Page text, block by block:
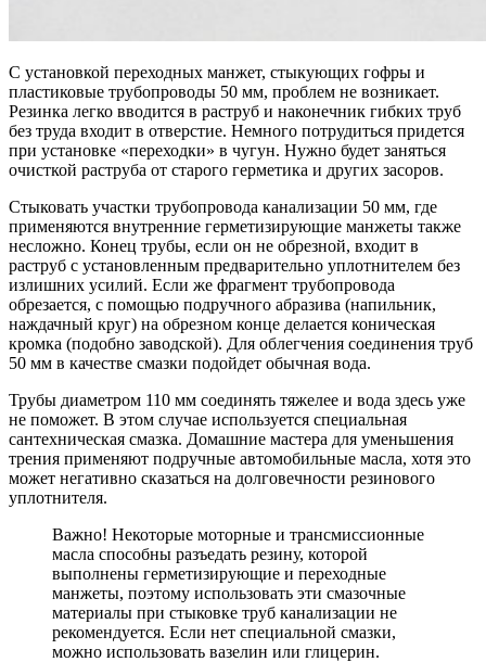
С установкой переходных манжет, стыкующих гофры и
пластиковые трубопроводы 50 мм, проблем не возникает.
Резинка легко вводится в раструб и наконечник гибких труб
без труда входит в отверстие. Немного потрудиться придется
при установке «переходки» в чугун. Нужно будет заняться
очисткой раструба от старого герметика и других засоров.
Стыковать участки трубопровода канализации 50 мм, где
применяются внутренние герметизирующие манжеты также
несложно. Конец трубы, если он не обрезной, входит в
раструб с установленным предварительно уплотнителем без
излишних усилий. Если же фрагмент трубопровода
обрезается, с помощью подручного абразива (напильник,
наждачный круг) на обрезном конце делается коническая
кромка (подобно заводской). Для облегчения соединения труб
50 мм в качестве смазки подойдет обычная вода.
Трубы диаметром 110 мм соединять тяжелее и вода здесь уже
не поможет. В этом случае используется специальная
сантехническая смазка. Домашние мастера для уменьшения
трения применяют подручные автомобильные масла, хотя это
может негативно сказаться на долговечности резинового
уплотнителя.
Важно! Некоторые моторные и трансмиссионные
масла способны разъедать резину, которой
выполнены герметизирующие и переходные
манжеты, поэтому использовать эти смазочные
материалы при стыковке труб канализации не
рекомендуется. Если нет специальной смазки,
можно использовать вазелин или глицерин.